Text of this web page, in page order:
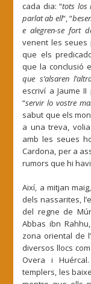
cada dia: “tots los
parlat ab ell“, “
e alegren-se fort
venent les seues
que els
que la conclusió
que s’alsaren
escriví a Jaume
“servir lo vostre
sabut que els
a una treva,
amb les seues
Cardona, per a
rumors que hi
Així, a mitjan
dels nassarites,
del regne de
Abbas ibn
zona oriental de
diversos llocs
Overa i
templers, les